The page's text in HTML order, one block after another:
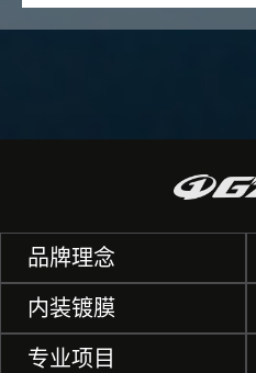
品牌理念
内装镀膜
专业项目